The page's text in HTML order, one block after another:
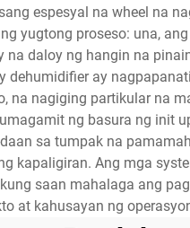
espesyal na wheel na
yugtong proseso: una,
daloy ng hangin na
ay
nagiging partikular na
ng basura ng init
sa tumpak na
kapaligiran. Ang mga
saan mahalaga ang
at kahusayan ng